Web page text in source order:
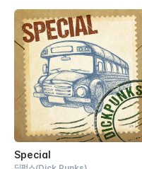
Special